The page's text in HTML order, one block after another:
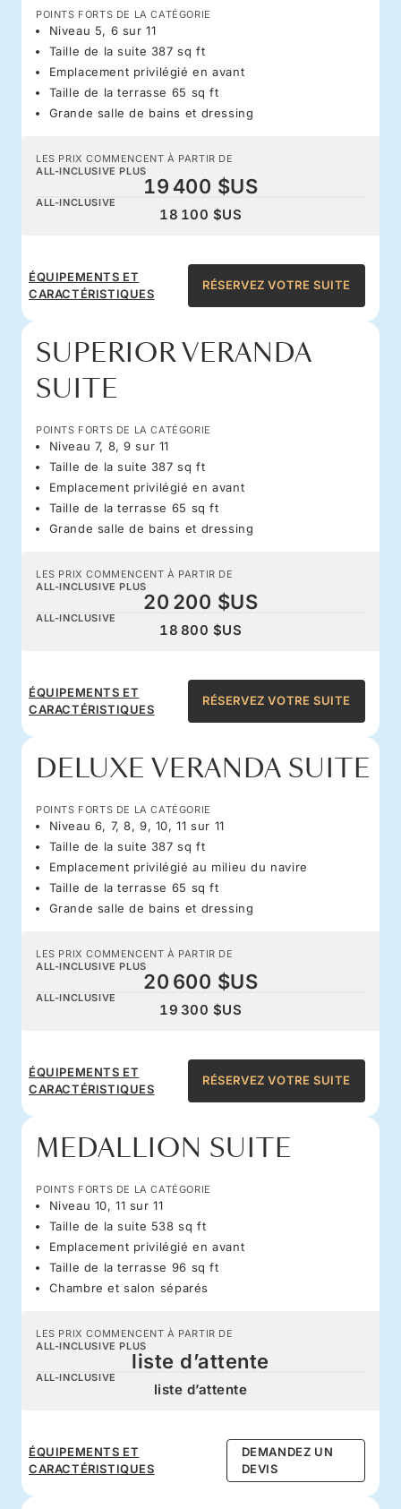
POINTS FORTS DE LA CATÉGORIE
Niveau 5, 6 sur 11
Taille de la suite 387 sq ft
Emplacement privilégié en avant
Taille de la terrasse 65 sq ft
Grande salle de bains et dressing
LES PRIX COMMENCENT À PARTIR DE
ALL-INCLUSIVE PLUS
19 400 $US
ALL-INCLUSIVE
18 100 $US
ÉQUIPEMENTS ET
CARACTÉRISTIQUES
RÉSERVEZ VOTRE SUITE
SUPERIOR VERANDA
SUITE
POINTS FORTS DE LA CATÉGORIE
Niveau 7, 8, 9 sur 11
Taille de la suite 387 sq ft
Emplacement privilégié en avant
Taille de la terrasse 65 sq ft
Grande salle de bains et dressing
LES PRIX COMMENCENT À PARTIR DE
ALL-INCLUSIVE PLUS
20 200 $US
ALL-INCLUSIVE
18 800 $US
ÉQUIPEMENTS ET
CARACTÉRISTIQUES
RÉSERVEZ VOTRE SUITE
DELUXE VERANDA SUITE
POINTS FORTS DE LA CATÉGORIE
Niveau 6, 7, 8, 9, 10, 11 sur 11
Taille de la suite 387 sq ft
Emplacement privilégié au milieu du navire
Taille de la terrasse 65 sq ft
Grande salle de bains et dressing
LES PRIX COMMENCENT À PARTIR DE
ALL-INCLUSIVE PLUS
20 600 $US
ALL-INCLUSIVE
19 300 $US
ÉQUIPEMENTS ET
CARACTÉRISTIQUES
RÉSERVEZ VOTRE SUITE
MEDALLION SUITE
POINTS FORTS DE LA CATÉGORIE
Niveau 10, 11 sur 11
Taille de la suite 538 sq ft
Emplacement privilégié en avant
Taille de la terrasse 96 sq ft
Chambre et salon séparés
LES PRIX COMMENCENT À PARTIR DE
ALL-INCLUSIVE PLUS
liste d’attente
ALL-INCLUSIVE
liste d’attente
ÉQUIPEMENTS ET
CARACTÉRISTIQUES
DEMANDEZ UN
DEVIS